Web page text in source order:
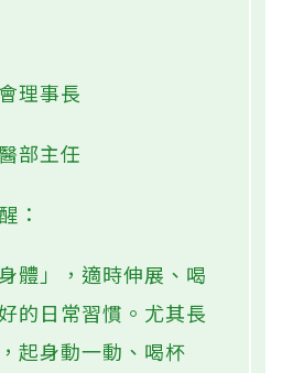
理事長
部主任
：
體」，適時伸展、喝
的日常習慣。尤其長
起身動一動、喝杯